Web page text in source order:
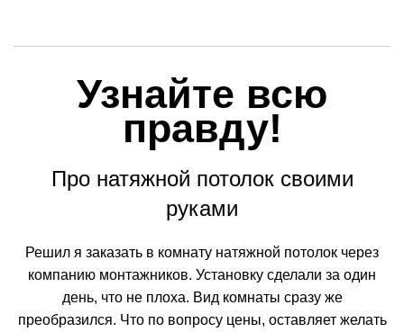
Узнайте всю
правду!
Про натяжной потолок своими
руками
Решил я заказать в комнату натяжной потолок через
компанию монтажников. Установку сделали за один
день, что не плоха. Вид комнаты сразу же
преобразился. Что по вопросу цены, оставляет желать